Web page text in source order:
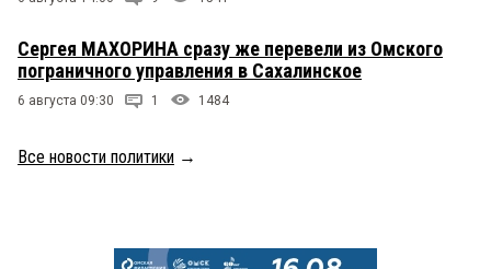
Сергея МАХОРИНА сразу же перевели из Омского
пограничного управления в Сахалинское
6 августа 09:30 1 1484
Все новости политики →